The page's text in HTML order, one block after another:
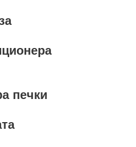
печки